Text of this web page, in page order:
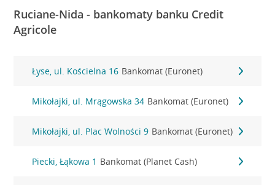
Ruciane-Nida - bankomaty banku Credit
Agricole
Łyse, ul. Kościelna 16 Bankomat (Euronet)
Mikołajki, ul. Mrągowska 34 Bankomat (Euronet)
Mikołajki, ul. Plac Wolności 9 Bankomat (Euronet)
Piecki, Łąkowa 1 Bankomat (Planet Cash)